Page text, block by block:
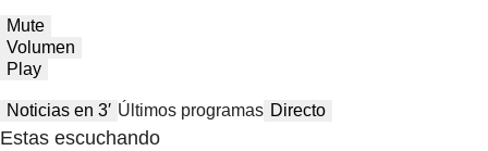
Mute
Volumen
Play
Noticias en 3′ Últimos programas Directo
Estas escuchando